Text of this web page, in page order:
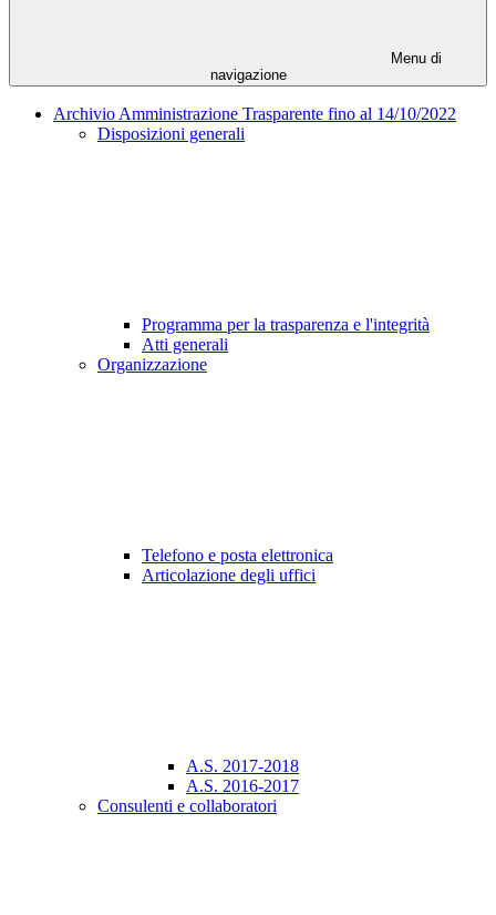
Menu di
navigazione
Archivio Amministrazione Trasparente fino al 14/10/2022
Disposizioni generali
Programma per la trasparenza e l'integrità
Atti generali
Organizzazione
Telefono e posta elettronica
Articolazione degli uffici
A.S. 2017-2018
A.S. 2016-2017
Consulenti e collaboratori